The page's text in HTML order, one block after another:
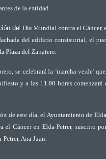
de la entidad.
delDía Mundial contra el Cáncer,
del edificio consistorial, el
Plaza del Zapatero.
se celebrará la ‘marcha verde’ que
y a las 11.00 horas
de este día, el Ayuntamiento de
Cáncer en Elda-Petrer, suscrito
Ana Juan.